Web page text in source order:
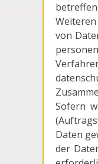
von
Sofern
Daten
der